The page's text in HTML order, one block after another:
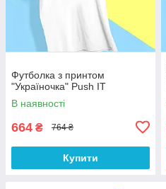
Футболка з принтом
"Україночка" Push IT
В наявності
664 ₴ 764 ₴
Купити